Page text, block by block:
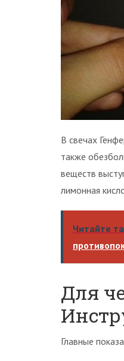
В свечах
также
веществ
лимонная
Читайте
Для
Главные